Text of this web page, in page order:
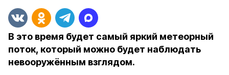
В это время будет самый яркий метеорный
поток, который можно будет наблюдать
невооружённым взглядом.